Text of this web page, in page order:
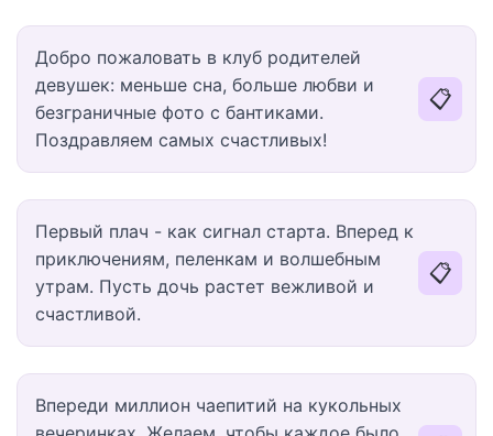
Добро пожаловать в клуб родителей
девушек: меньше сна, больше любви и
безграничные фото с бантиками.
Поздравляем самых счастливых!
📋
Первый плач - как сигнал старта. Вперед к
приключениям, пеленкам и волшебным
утрам. Пусть дочь растет вежливой и
счастливой.
📋
Впереди миллион чаепитий на кукольных